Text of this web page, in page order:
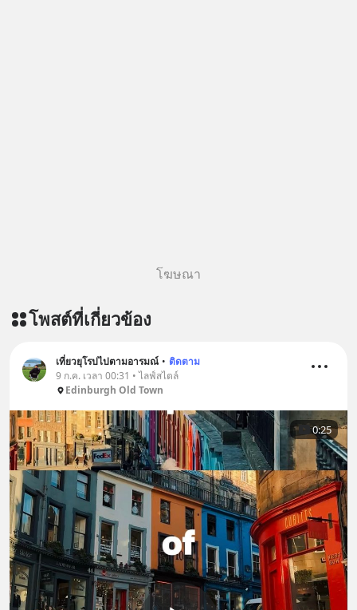
โฆษณา
โพสต์ที่เกี่ยวข้อง
เที่ยวยุโรปไปตามอารมณ์ • ติดตาม
9 ก.ค. เวลา 00:31 • ไลฟ์สไตล์
Edinburgh Old Town
0:25